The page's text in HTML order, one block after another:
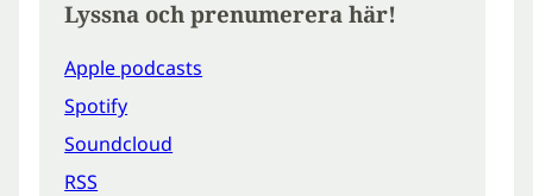
Lyssna och prenumerera här!
Apple podcasts
Spotify
Soundcloud
RSS